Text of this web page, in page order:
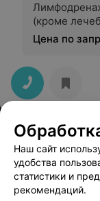
(кроме
Цена по
Наш сайт
удобства
статистики и
рекомендаций.